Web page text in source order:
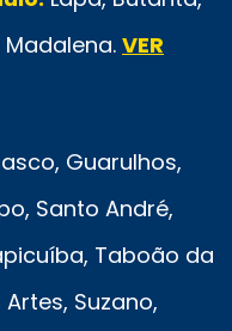
Madalena. VER
Guarulhos,
Santo André,
Taboão da
Suzano,